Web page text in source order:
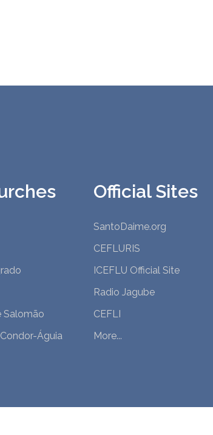
Salomão
Águia
Official Sites
SantoDaime.org
CEFLURIS
ICEFLU Official Site
Radio Jagube
CEFLI
More...